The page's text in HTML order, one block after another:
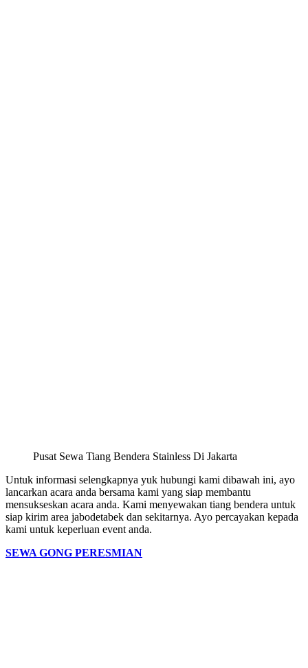
Pusat Sewa Tiang Bendera Stainless Di Jakarta
Untuk informasi selengkapnya yuk hubungi kami dibawah ini, ayo
lancarkan acara anda bersama kami yang siap membantu
mensukseskan acara anda. Kami menyewakan tiang bendera untuk
siap kirim area jabodetabek dan sekitarnya. Ayo percayakan kepada
kami untuk keperluan event anda.
SEWA GONG PERESMIAN